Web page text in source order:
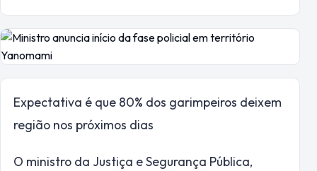
Expectativa é que 80% dos garimpeiros deixem
região nos próximos dias
O ministro da Justiça e Segurança Pública,